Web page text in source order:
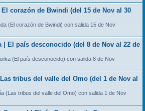
corazón de Bwindi (del 15 de Nov al 30
(El corazón de Bwindi) con salida 15 de Nov
| El país desconocido (del 8 de Nov al 22 de
(El país desconocido) con salida 8 de Nov
tribus del valle del Omo (del 1 de Nov al
(Las tribus del valle del Omo) con salida 1 de Nov